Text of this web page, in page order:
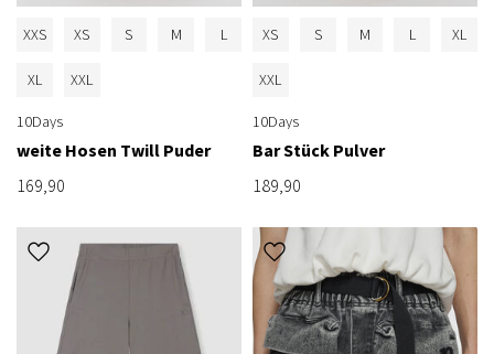
XXS XS S M L
XL XXL
10Days
weite Hosen Twill Puder
169,90
XS S M L XL
XXL
10Days
Bar Stück Pulver
189,90